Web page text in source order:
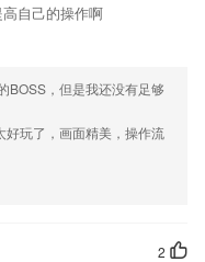
欢这款软件，您可以到应用
自己的操作啊
BOSS，但是我还没有足够
好玩了，画面精美，操作流
2